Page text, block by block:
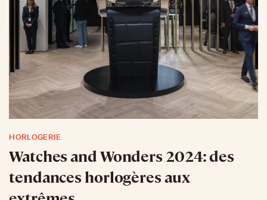
HORLOGERIE
Watches and Wonders 2024: des
tendances horlogères aux
extrêmes
Ce lundi 15 avril, le plus grand salon de l’horlogerie
a fermé ses portes à Genève sur un résultat record,
avec plus de 49’000 visiteurs, soit 14% de plus que